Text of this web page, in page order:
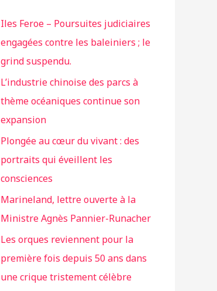
Iles Feroe – Poursuites judiciaires
engagées contre les baleiniers ; le
grind suspendu.
L’industrie chinoise des parcs à
thème océaniques continue son
expansion
Plongée au cœur du vivant : des
portraits qui éveillent les
consciences
Marineland, lettre ouverte à la
Ministre Agnès Pannier-Runacher
Les orques reviennent pour la
première fois depuis 50 ans dans
une crique tristement célèbre